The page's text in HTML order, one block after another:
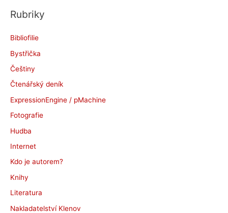
h
v
y
Rubriky
Bibliofilie
Bystřička
Češtiny
Čtenářský deník
ExpressionEngine / pMachine
Fotografie
Hudba
Internet
Kdo je autorem?
Knihy
Literatura
Nakladatelství Klenov